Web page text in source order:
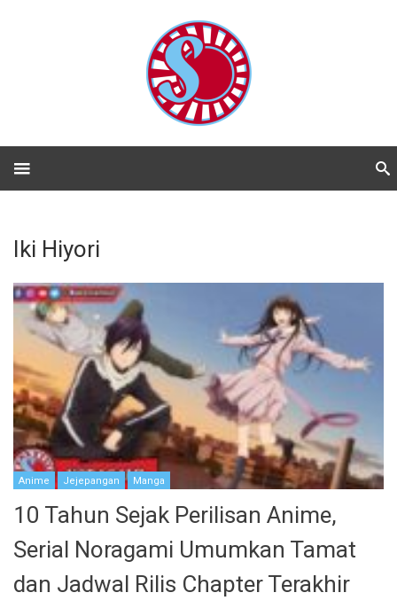
Iki Hiyori
Anime Jejepangan Manga
10 Tahun Sejak Perilisan Anime,
Serial Noragami Umumkan Tamat
dan Jadwal Rilis Chapter Terakhir